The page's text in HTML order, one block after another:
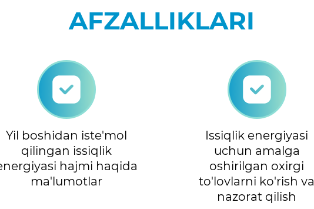
AFZALLIKLARI
Yil boshidan iste'mol
qilingan issiqlik
hajmi haqida
ma'lumotlar
Issiqlik energiyasi
uchun amalga
oshirilgan oxirgi
to'lovlarni ko'rish va
nazorat qilish